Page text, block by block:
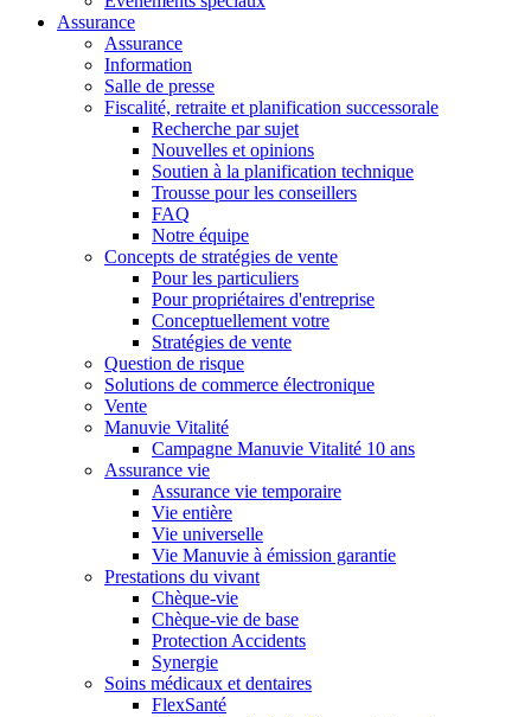
Assurance
Assurance
Information
Salle de presse
Fiscalité, retraite et planification successorale
Recherche par sujet
Nouvelles et opinions
Soutien à la planification technique
Trousse pour les conseillers
FAQ
Notre équipe
Concepts de stratégies de vente
Pour les particuliers
Pour propriétaires d'entreprise
Conceptuellement votre
Stratégies de vente
Question de risque
Solutions de commerce électronique
Vente
Manuvie Vitalité
Campagne Manuvie Vitalité 10 ans
Assurance vie
Assurance vie temporaire
Vie entière
Vie universelle
Vie Manuvie à émission garantie
Prestations du vivant
Chèque-vie
Chèque-vie de base
Protection Accidents
Synergie
Soins médicaux et dentaires
FlexSanté